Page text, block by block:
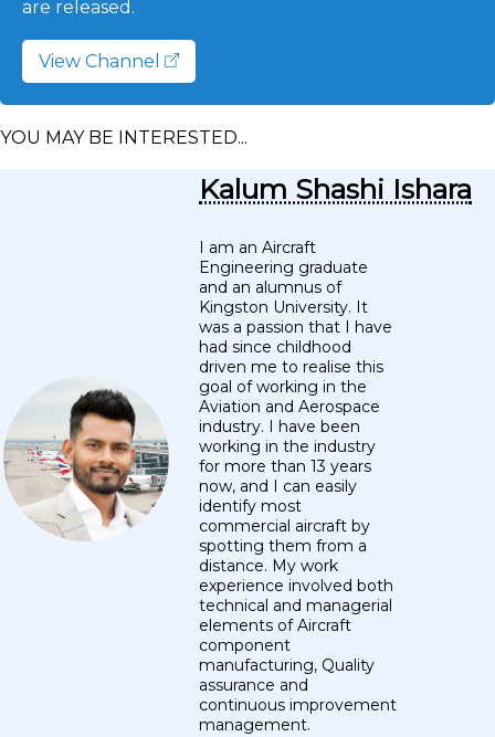
are released.
View Channel
YOU MAY BE INTERESTED...
Kalum Shashi Ishara
I am an Aircraft
Engineering graduate
and an alumnus of
Kingston University. It
was a passion that I have
had since childhood
driven me to realise this
goal of working in the
Aviation and Aerospace
industry. I have been
working in the industry
for more than 13 years
now, and I can easily
identify most
commercial aircraft by
spotting them from a
distance. My work
experience involved both
technical and managerial
elements of Aircraft
component
manufacturing, Quality
assurance and
continuous improvement
management.